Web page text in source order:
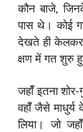
कौन बाजे,
पास थे। कोई
देखते ही केलकर
क्षण में गत शुरु
जहॉँ इतना
वहॉँ जैसे
लिया। जो